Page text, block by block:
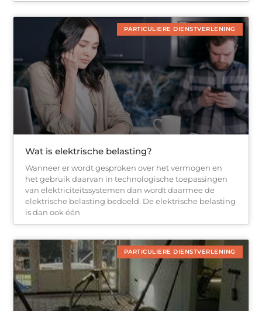
PARTICULIERE DIENSTVERLENING
Wat is elektrische belasting?
Wanneer er wordt gesproken over het vermogen en
het gebruik daarvan in technologische toepassingen
van elektriciteitssystemen dan wordt daarmee de
elektrische belasting bedoeld. De elektrische belasting
is dan ook één
PARTICULIERE DIENSTVERLENING